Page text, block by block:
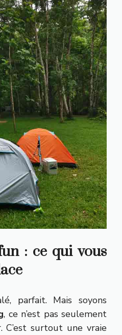
: ce qui vous
parfait. Mais soyons
, ce n’est pas seulement
surtout une vraie